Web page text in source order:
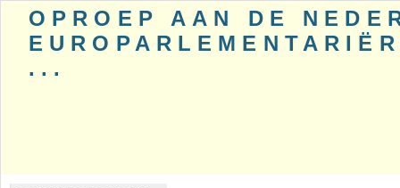
OPROEP AAN DE
...